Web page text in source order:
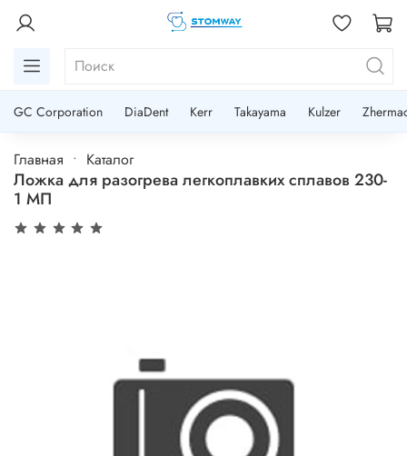
GC Corporation DiaDent Kerr Takayama Kulzer
Главная Каталог
Ложка для разогрева легкоплавких сплавов 230-
1 МП